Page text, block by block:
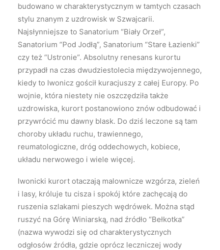
budowano w charakterystycznym w tamtych czasach
stylu znanym z uzdrowisk w Szwajcarii.
Najsłynniejsze to Sanatorium “Biały Orzeł”,
Sanatorium “Pod Jodłą”, Sanatorium “Stare Łazienki”
czy też “Ustronie”. Absolutny renesans kurortu
przypadł na czas dwudziestolecia międzywojennego,
kiedy to Iwonicz gościł kuracjuszy z całej Europy. Po
wojnie, która niestety nie oszczędziła także
uzdrowiska, kurort postanowiono znów odbudować i
przywrócić mu dawny blask. Do dziś leczone są tam
choroby układu ruchu, trawiennego,
reumatologiczne, dróg oddechowych, kobiece,
układu nerwowego i wiele więcej.
Iwonicki kurort otaczają malownicze wzgórza, zieleń
i lasy, króluje tu cisza i spokój które zachęcają do
ruszenia szlakami pieszych wędrówek. Można stąd
ruszyć na Górę Winiarską, nad źródło “Bełkotka”
(nazwa wywodzi się od charakterystycznych
odgłosów źródła, gdzie oprócz leczniczej wody